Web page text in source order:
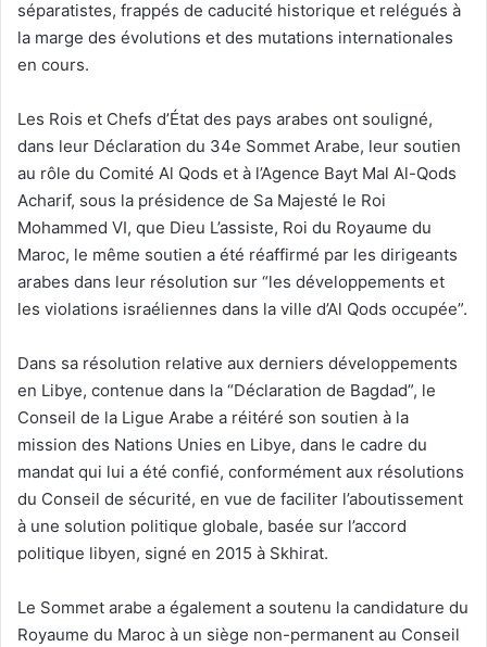
séparatistes, frappés de caducité historique et relégués à
la marge des évolutions et des mutations internationales
en cours.
Les Rois et Chefs d’État des pays arabes ont souligné,
dans leur Déclaration du 34e Sommet Arabe, leur soutien
au rôle du Comité Al Qods et à l’Agence Bayt Mal Al-Qods
Acharif, sous la présidence de Sa Majesté le Roi
Mohammed VI, que Dieu L’assiste, Roi du Royaume du
Maroc, le même soutien a été réaffirmé par les dirigeants
arabes dans leur résolution sur “les développements et
les violations israéliennes dans la ville d’Al Qods occupée”.
Dans sa résolution relative aux derniers développements
en Libye, contenue dans la “Déclaration de Bagdad”, le
Conseil de la Ligue Arabe a réitéré son soutien à la
mission des Nations Unies en Libye, dans le cadre du
mandat qui lui a été confié, conformément aux résolutions
du Conseil de sécurité, en vue de faciliter l’aboutissement
à une solution politique globale, basée sur l’accord
politique libyen, signé en 2015 à Skhirat.
Le Sommet arabe a également a soutenu la candidature du
Royaume du Maroc à un siège non-permanent au Conseil